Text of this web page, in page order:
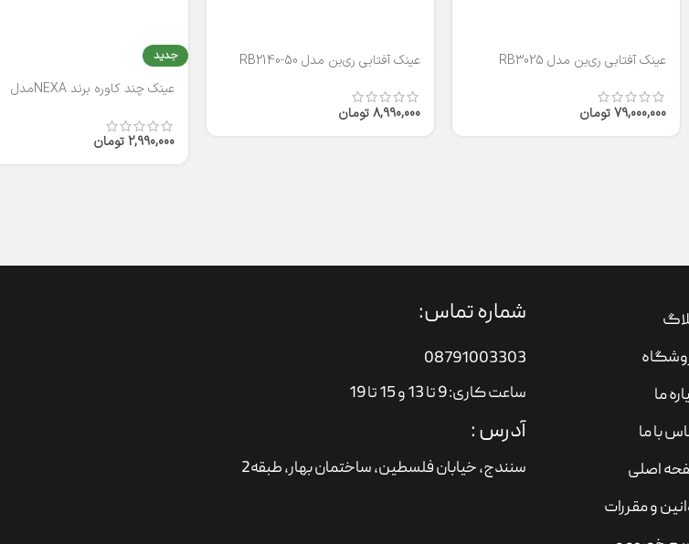
عینک آفتابی ری‌بن مدل RB3025
79,000,000تومان
عینک آفتابی ری‌بن مدل RB2140-50
8,990,000 تومان
جدید
عینک چند کاوره برند NEXAمدل
2,990,000 تومان
ما
با ما
اصلی
و مقررات
شماره تماس:
08791003303
ساعت کاری: 9 تا 13 و 15 تا 19
آدرس :
سنندج، خیابان فلسطین،‌ ساختمان بهار، طبقه2